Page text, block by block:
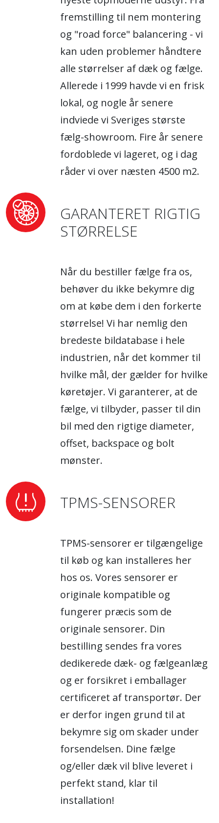
fremstilling til nem montering
og "road force" balancering - vi
kan uden problemer håndtere
alle størrelser af dæk og fælge.
Allerede i 1999 havde vi en frisk
lokal, og nogle år senere
indviede vi Sveriges største
fælg-showroom. Fire år senere
fordoblede vi lageret, og i dag
råder vi over næsten 4500 m2.
GARANTERET RIGTIG
STØRRELSE
Når du bestiller fælge fra os,
behøver du ikke bekymre dig
om at købe dem i den forkerte
størrelse! Vi har nemlig den
bredeste bildatabase i hele
industrien, når det kommer til
hvilke mål, der gælder for hvilke
køretøjer. Vi garanterer, at de
fælge, vi tilbyder, passer til din
bil med den rigtige diameter,
offset, backspace og bolt
mønster.
TPMS-SENSORER
TPMS-sensorer er tilgængelige
til køb og kan installeres her
hos os. Vores sensorer er
originale kompatible og
fungerer præcis som de
originale sensorer. Din
bestilling sendes fra vores
dedikerede dæk- og fælgeanlæg
og er forsikret i emballager
certificeret af transportør. Der
er derfor ingen grund til at
bekymre sig om skader under
forsendelsen. Dine fælge
og/eller dæk vil blive leveret i
perfekt stand, klar til
installation!